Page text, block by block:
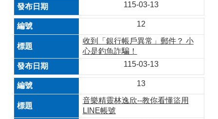
115-03-13
12
收到「銀行帳戶異常」郵件？ 小
心是釣魚詐騙！
115-03-13
13
音樂精靈林逸欣--教你看懂盜用
LINE帳號